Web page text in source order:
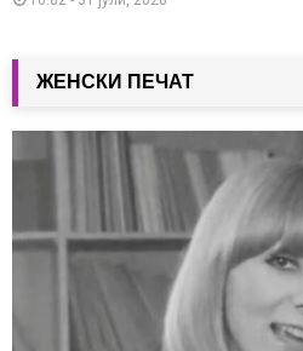
ЖЕНСКИ ПЕЧАТ